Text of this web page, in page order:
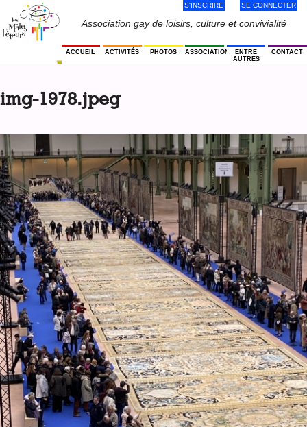
navigation
Association gay de loisirs, culture et convivialité
Menu
Utilisateur
S'INSCRIRE SE CONNECTER
ACCUEIL ACTIVITÉS PHOTOS ASSOCIATION
ENTRE
AUTRES
CONTACT
top
img-1978.jpeg